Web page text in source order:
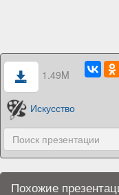
1.49M
Искусство
Похожие